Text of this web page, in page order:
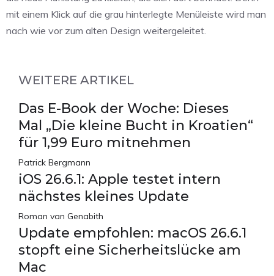
mit einem Klick auf die grau hinterlegte Menüleiste wird man
nach wie vor zum alten Design weitergeleitet.
WEITERE ARTIKEL
Das E-Book der Woche: Dieses
Mal „Die kleine Bucht in Kroatien“
für 1,99 Euro mitnehmen
Patrick Bergmann
iOS 26.6.1: Apple testet intern
nächstes kleines Update
Roman van Genabith
Update empfohlen: macOS 26.6.1
stopft eine Sicherheitslücke am
Mac